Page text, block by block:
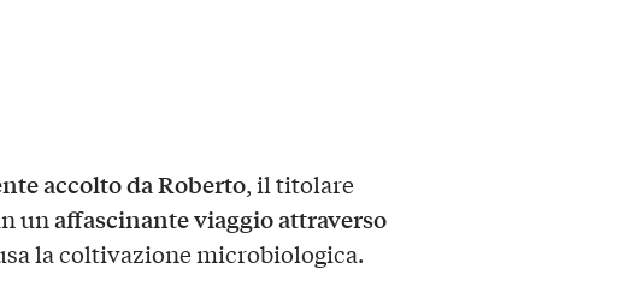
accolto da Roberto, il titolare
unaffascinante viaggio attraverso
la coltivazione microbiologica.